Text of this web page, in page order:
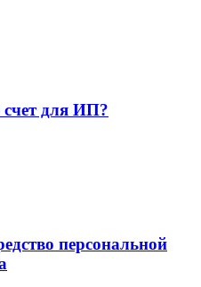
для ИП?
персональной